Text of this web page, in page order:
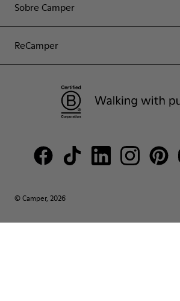
Sobre Camper
ReCamper
© Camper, 2026